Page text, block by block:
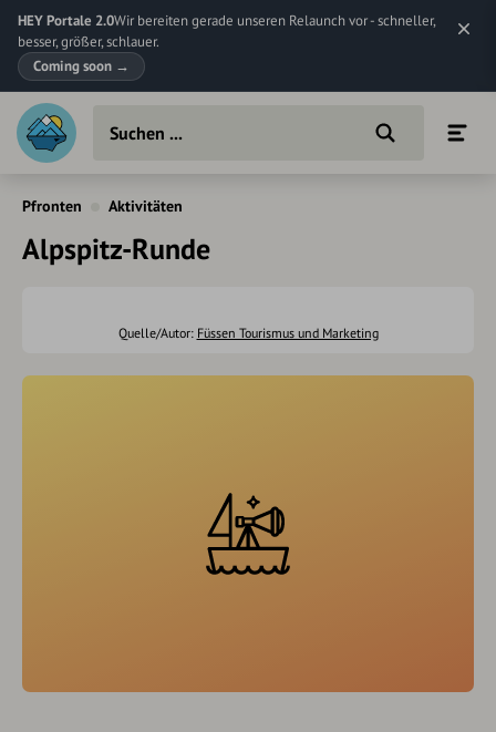
HEY Portale 2.0Wir bereiten gerade unseren Relaunch vor - schneller,
besser, größer, schlauer.
Coming soon →
Pfronten Aktivitäten
Alpspitz-Runde
Quelle/Autor: Füssen Tourismus und Marketing